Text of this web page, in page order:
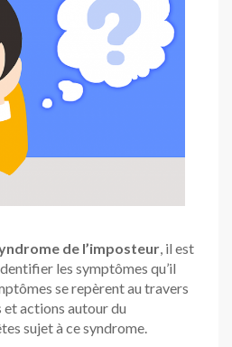
de l’imposteur, il est
les symptômes qu’il
se repèrent au travers
actions autour du
sujet à ce syndrome.